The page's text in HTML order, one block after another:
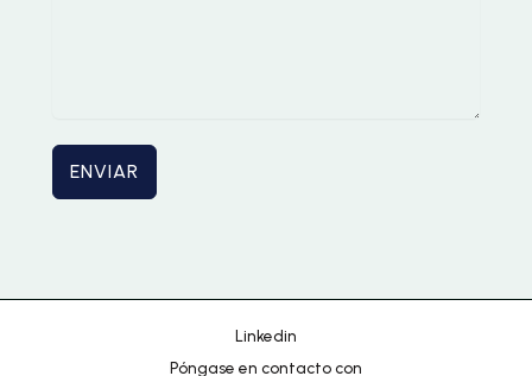
ENVIAR
Linkedin
Póngase en contacto con
Italian